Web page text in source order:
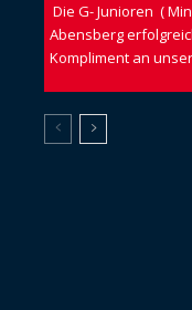
Die G- Junioren (
Abensberg
Kompliment an